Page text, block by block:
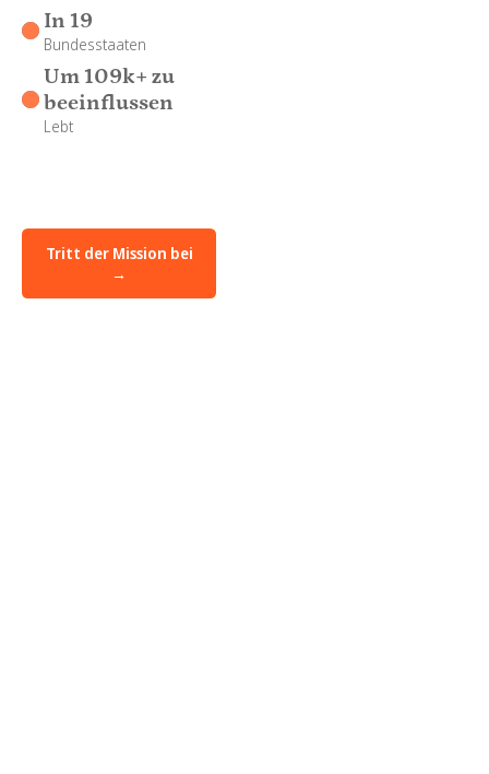
In 19
Bundesstaaten
Um 109k+ zu
beeinflussen
Lebt
Tritt der Mission bei
→